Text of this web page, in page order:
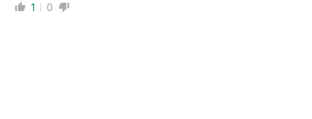
1 0